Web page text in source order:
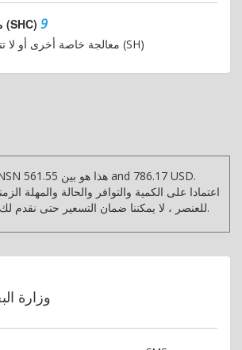
مناولة الهواء الخاصة (SHC) 9
معالجة خاصة أخرى أو لا تتطلب معالجة خاصة (SH)
التسعير التاريخي ل NSN هذا هو بين 561.55 and 786.17 USD.
اعتمادا على الكمية والتوافر والحالة والمهلة
للعنصر ، لا يمكننا ضمان التسعير حتى نقدم لك عرض أسعار محدث.
وزارة